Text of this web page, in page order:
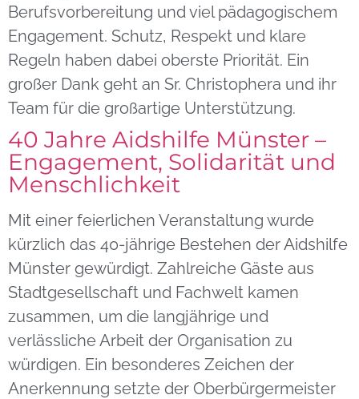
Berufsvorbereitung und viel pädagogischem
Engagement. Schutz, Respekt und klare
Regeln haben dabei oberste Priorität. Ein
großer Dank geht an Sr. Christophera und ihr
Team für die großartige Unterstützung.
40 Jahre Aidshilfe Münster –
Engagement, Solidarität und
Menschlichkeit
Mit einer feierlichen Veranstaltung wurde
kürzlich das 40-jährige Bestehen der Aidshilfe
Münster gewürdigt. Zahlreiche Gäste aus
Stadtgesellschaft und Fachwelt kamen
zusammen, um die langjährige und
verlässliche Arbeit der Organisation zu
würdigen. Ein besonderes Zeichen der
Anerkennung setzte der Oberbürgermeister